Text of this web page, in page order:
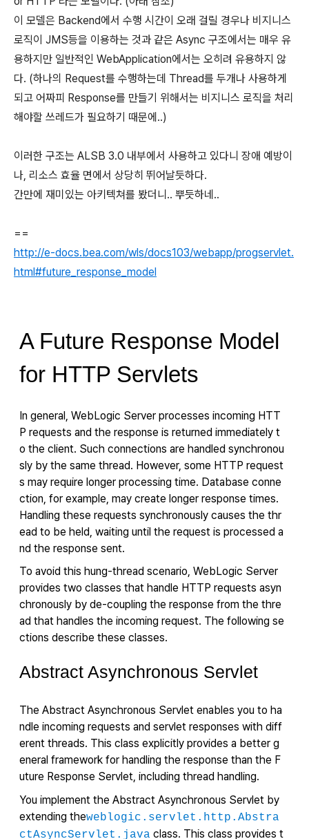
이 모델은 Backend에서 수행 시간이 오래 걸릴 경우나 비지니스
로직이 JMS등을 이용하는 것과 같은 Async 구조에서는 매우 유
용하지만 일반적인 WebApplication에서는 오히려 유용하지 않
다. (하나의 Request를 수행하는데 Thread를 두개나 사용하게
되고 어짜피 Response를 만들기 위해서는 비지니스 로직을 처리
해야할 쓰레드가 필요하기 때문에..)
이러한 구조는 ALSB 3.0 내부에서 사용하고 있다니 장애 예방이
나, 리소스 효율 면에서 상당히 뛰어날듯하다.
간만에 재미있는 아키텍쳐를 봤더니.. 뿌듯하네..
==
http://e-docs.bea.com/wls/docs103/webapp/progservlet.
html#future_response_model
A Future Response Model
for HTTP Servlets
In general, WebLogic Server processes incoming HTT
P requests and the response is returned immediately t
o the client. Such connections are handled synchronou
sly by the same thread. However, some HTTP request
s may require longer processing time. Database conne
ction, for example, may create longer response times.
Handling these requests synchronously causes the thr
ead to be held, waiting until the request is processed a
nd the response sent.
To avoid this hung-thread scenario, WebLogic Server
provides two classes that handle HTTP requests asyn
chronously by de-coupling the response from the thre
ad that handles the incoming request. The following se
ctions describe these classes.
Abstract Asynchronous Servlet
The Abstract Asynchronous Servlet enables you to ha
ndle incoming requests and servlet responses with diff
erent threads. This class explicitly provides a better g
eneral framework for handling the response than the F
uture Response Servlet, including thread handling.
You implement the Abstract Asynchronous Servlet by
extending theweblogic.servlet.http.Abstra
ctAsyncServlet.java class. This class provides t